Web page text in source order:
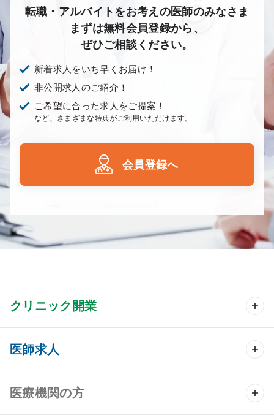
転職・アルバイトをお考えの医師のみなさま
まずは無料会員登録から、
ぜひご相談ください。
新着求人をいち早くお届け！
非公開求人のご紹介！
ご希望に合った求人をご提案！
など、さまざまな特典がご利用いただけます。
会員登録へ
クリニック開業
クリニック開業 TOP
クリニック物件検索
医師求人
医師求人 TOP
医療機関の方